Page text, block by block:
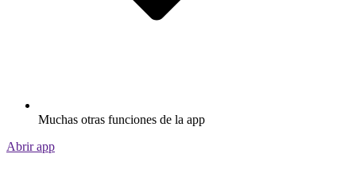
Muchas otras funciones de la app
Abrir app